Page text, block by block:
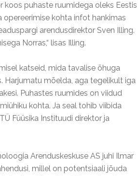
koos puhaste ruumidega oleks Eestis
opereerimise kohta infot hankimas
arendusdirektor Sven Illing.
Norras,“ lisas Illing.
katseid, mida tavalise õhuga
Harjumatu mõelda, aga tegelikult iga
Puhastes ruumides on viidud
kohta. Ja seal tohib viibida
Füüsika Instituudi direktor ja
Arenduskeskuse AS juhi Ilmar
millel on potentsiaali jõuda